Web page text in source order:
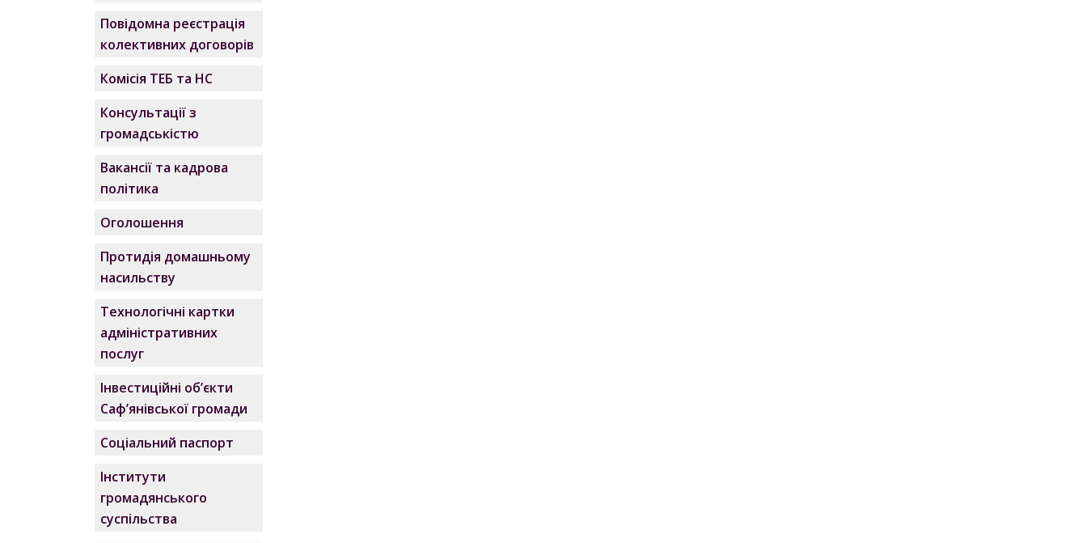
Повідомна реєстрація
колективних договорів
Комісія ТЕБ та НС
Консультації з
громадськістю
Вакансії та кадрова
політика
Оголошення
Протидія домашньому
насильству
Технологічні картки
адміністративних
послуг
Інвестиційні об’єкти
Саф’янівської громади
Соціальний паспорт
Інститути
громадянського
суспільства